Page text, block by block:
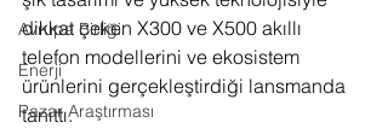
Avrupa Birliği
Enerji
Pazar Araştırması
dikkat çeken X300 ve X500 akıllı
telefon modellerini ve ekosistem
ürünlerini gerçekleştirdiği lansmanda
tanıttı.